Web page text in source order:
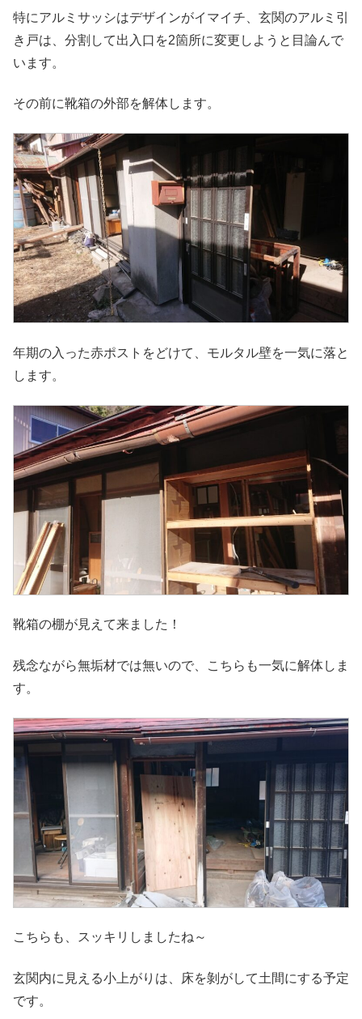
特にアルミサッシはデザインがイマイチ、玄関のアルミ引
き戸は、分割して出入口を2箇所に変更しようと目論んで
います。
その前に靴箱の外部を解体します。
年期の入った赤ポストをどけて、モルタル壁を一気に落と
します。
靴箱の棚が見えて来ました！
残念ながら無垢材では無いので、こちらも一気に解体しま
す。
こちらも、スッキリしましたね～
玄関内に見える小上がりは、床を剝がして土間にする予定
です。